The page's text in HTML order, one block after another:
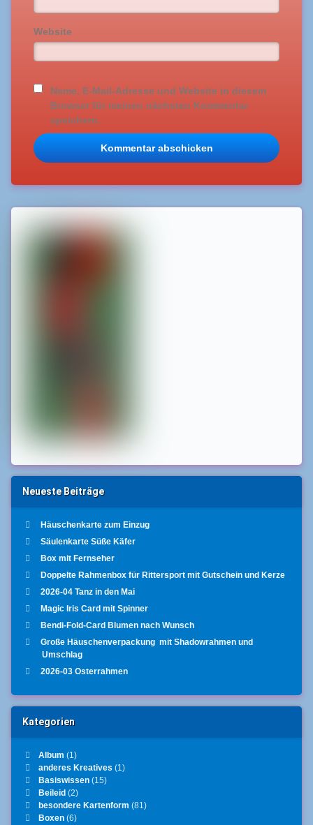
Website
Name, E-Mail-Adresse und Website in diesem
Browser für meinen nächsten Kommentar
speichern.
Neueste Beiträge
Häuschenkarte zum Einzug
Säulenkarte Süße Käfer
Box mit Fernseher
Doppelte Rahmenbox für Rittersport mit Gutschein und Kerze
2026-04 Tanz in den Mai
Magic Iris Card mit Spinner
Bendi-Fold-Card Blumen nach Wunsch
Große Häuschenverpackung mit Shadowrahmen und
Umschlag
2026-03 Osterrahmen
Kategorien
Album (1)
anderes Kreatives (1)
Basiswissen(15)
Beileid (2)
besondere Kartenform (81)
Boxen(6)